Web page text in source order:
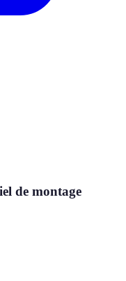
de montage